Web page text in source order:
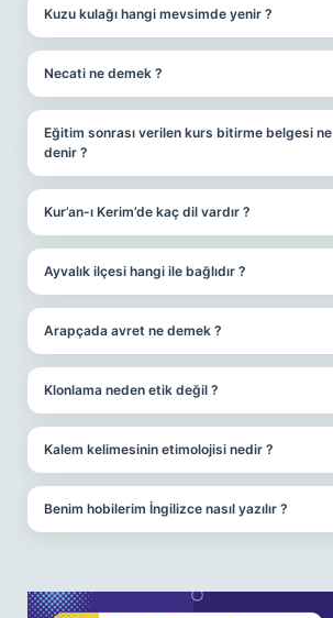
Kuzu kulağı hangi mevsimde yenir ?
Necati ne demek ?
Eğitim sonrası verilen kurs bitirme belgesi ne
denir ?
Kur’an-ı Kerim’de kaç dil vardır ?
Ayvalık ilçesi hangi ile bağlıdır ?
Arapçada avret ne demek ?
Klonlama neden etik değil ?
Kalem kelimesinin etimolojisi nedir ?
Benim hobilerim İngilizce nasıl yazılır ?